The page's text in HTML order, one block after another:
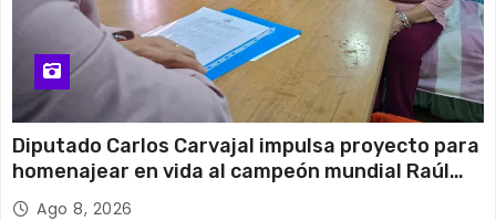
Diputado Carlos Carvajal impulsa proyecto para
homenajear en vida al campeón mundial Raúl
Choque
Ago 8, 2026